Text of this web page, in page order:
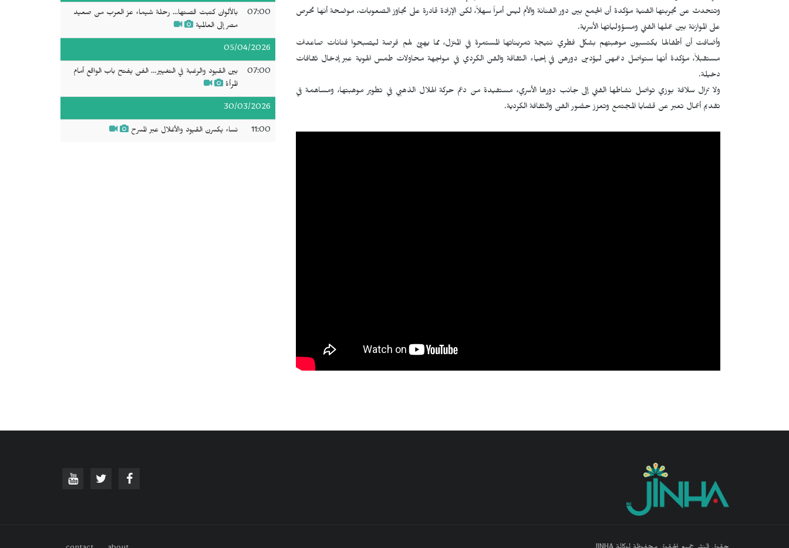
وتتحدث عن تجربتها الفنية مؤكدة أن الجمع بين دور الفنانة والأم ليس أمراً سهلاً، لكن الإرادة قادرة على تجاوز الصعوبات، موضحة أنها تحرص
على الموازنة بين عملها الفني ومسؤولياتها الأسرية.
وأضافت أن أطفالها يكتسبون موهبتهم بشكل فطري نتيجة تمريناتها المستمرة في المنزل، مما يهيئ لهم فرصة ليصبحوا فنانات صاعدات
مستقبلاً، مؤكدة أنها ستواصل دعمهن ليؤدين دورهن في إحياء الثقافة والفن الكردي في مواجهة محاولات طمس الهوية عبر إدخال ثقافات
دخيلة.
ولا تزال سلافة بوزي تواصل نشاطها الفني إلى جانب دورها الأسري، مستفيدة من دعم حركة الهلال الذهبي في تطوير موهبتها، ومساهمة في
تقديم أعمال تعبر عن قضايا المجتمع وتعزز حضور الفن والثقافة الكردية.
07:00
بالألوان كتبت قصتها... رحلة شيماء عز العرب من صعيد
مصر إلى العالمية
05/04/2026
07:00
بين القيود والرغبة في التغيير… الفن يفتح باب الواقع أمام
المرأة
30/03/2026
11:00 نساء يكسرن القيود والأغلال عبر المسرح